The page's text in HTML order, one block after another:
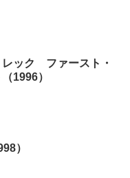
レック ファースト・
1996）
）